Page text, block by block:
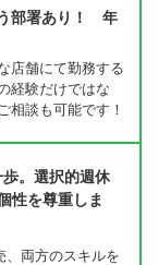
部署あり！ 年
店舗にて勤務する
経験だけではな
相談も可能です！
。選択的週休
性を尊重しま
、両方のスキルを